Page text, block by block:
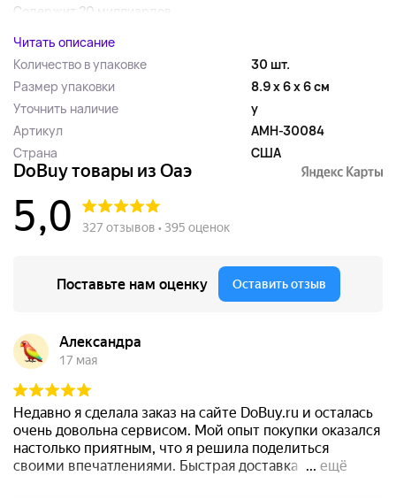
Содержит 20 миллиардов...
Читать описание
Количество в упаковке
30 шт.
Размер упаковки
8.9 x 6 x 6 см
Уточнить наличие
y
Артикул
AMH-30084
Страна
США